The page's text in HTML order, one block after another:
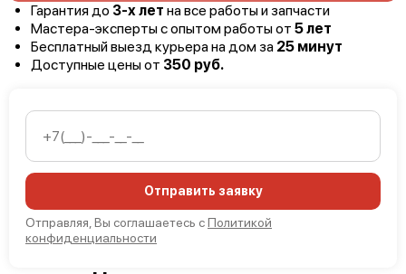
Гарантия до 3-х лет на все работы и запчасти
Мастера-эксперты с опытом работы от 5 лет
Бесплатный выезд курьера на дом за 25 минут
Доступные цены от 350 руб.
Отправить заявку
Отправляя, Вы соглашаетесь сПолитикой
конфиденциальности